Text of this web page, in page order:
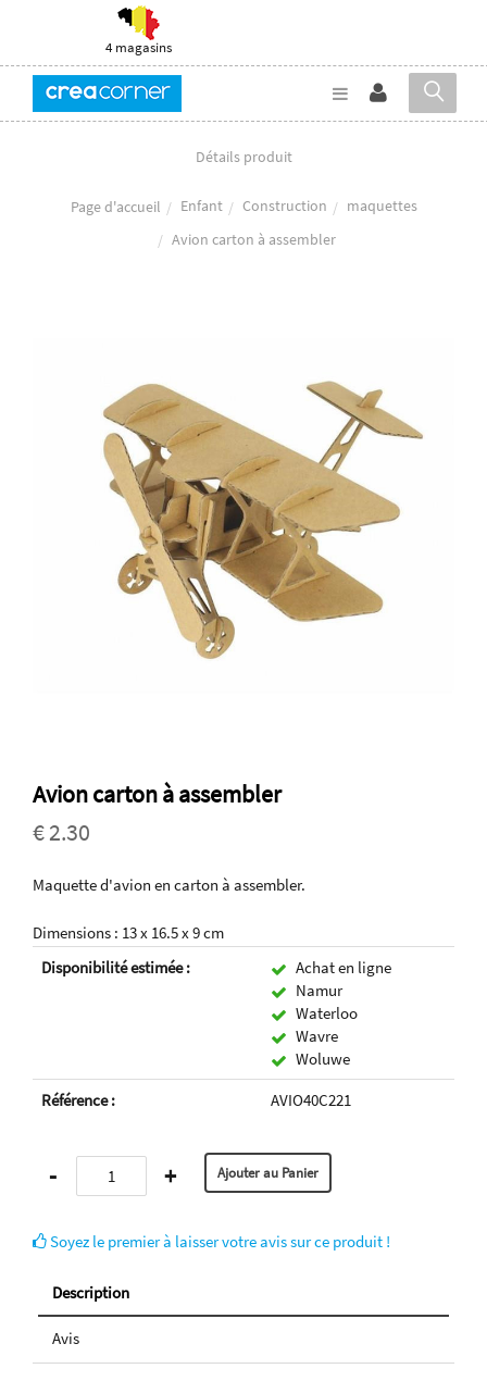
4 magasins
Détails produit
Page d'accueil Enfant Construction
maquettes
Avion carton à assembler
Avion carton à assembler
€ 2.30
Maquette d'avion en carton à assembler.
Dimensions : 13 x 16.5 x 9 cm
Disponibilité estimée :
Achat en ligne
Namur
Waterloo
Wavre
Woluwe
Référence :
AVIO40C221
- +
Soyez le premier à laisser votre avis sur ce produit !
Description
Avis